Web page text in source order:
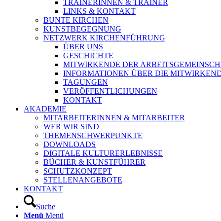
TRAINERINNEN & TRAINER
LINKS & KONTAKT
BUNTE KIRCHEN
KUNSTBEGEGNUNG
NETZWERK KIRCHENFÜHRUNG
ÜBER UNS
GESCHICHTE
MITWIRKENDE DER
INFORMATIONEN ÜBER DIE
TAGUNGEN
VERÖFFENTLICHUNGEN
KONTAKT
AKADEMIE
MITARBEITERINNEN & MITARBEITER
WER WIR SIND
THEMENSCHWERPUNKTE
DOWNLOADS
DIGITALE KULTURERLEBNISSE
BÜCHER & KUNSTFÜHRER
SCHUTZKONZEPT
STELLENANGEBOTE
KONTAKT
Suche
Menü Menü